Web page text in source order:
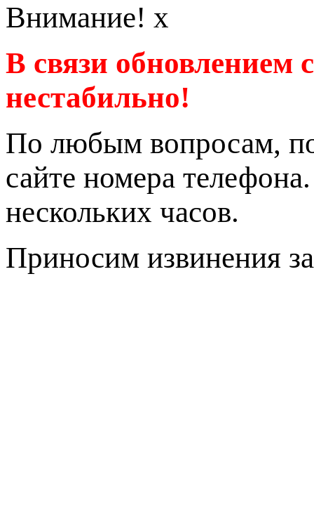
Внимание! x
В связи обновлением
нестабильно!
По любым вопросам,
сайте номера
нескольких часов.
Приносим извинения